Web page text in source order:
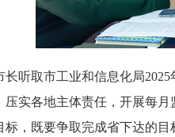
取市工业和信息化局2025
压实各地主体责任，开展每
标，既要争取完成省下达的